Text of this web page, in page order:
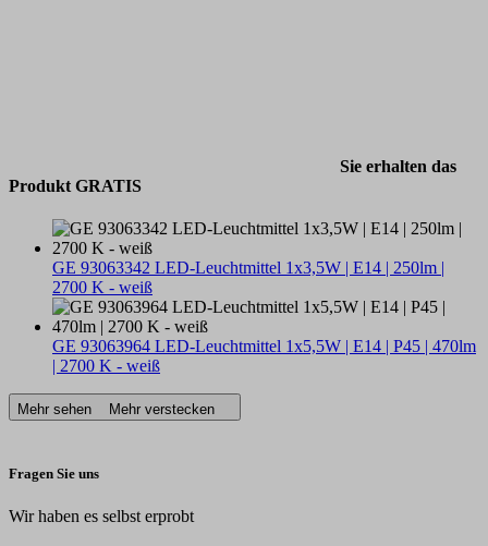
Sie erhalten das
Produkt GRATIS
GE 93063342 LED-Leuchtmittel 1x3,5W | E14 | 250lm |
2700 K - weiß
GE 93063964 LED-Leuchtmittel 1x5,5W | E14 | P45 | 470lm
| 2700 K - weiß
Mehr sehen Mehr verstecken
Fragen Sie uns
Wir haben es selbst erprobt